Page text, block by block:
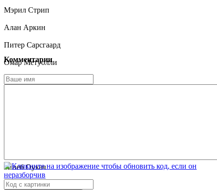
Мэрил Стрип
Алан Аркин
Питер Сарсгаард
Омар Метуолли
Игал Наор
Зинеб Оукач
Арамис Найт
Комментарии